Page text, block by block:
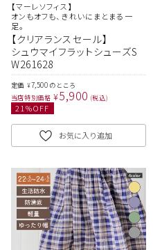
【マーレソフィス】
オンもオフも、きれいにまとまる一
足。
【クリアランスセール】
シュウマイフラットシューズS
W261628
定価 ¥7,500 のところ
当店特別価格 ¥5,900 税込
21 %OFF
お気に入り追加